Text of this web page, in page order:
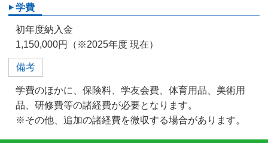
学費
初年度納入金
1,150,000円（※2025年度 現在）
備考
学費のほかに、保険料、学友会費、体育用品、美術用
品、研修費等の諸経費が必要となります。
※その他、追加の諸経費を微収する場合があります。